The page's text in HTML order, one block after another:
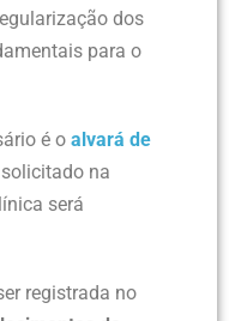
dos
para o
é o alvará de
solicitado na
será
registrada no